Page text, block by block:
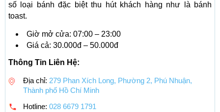
số loại bánh đặc biệt thu hút khách hàng như là bánh
toast.
Giờ mở cửa: 07:00 – 23:00
Giá cả: 30.000đ – 50.000đ
Thông Tin Liên Hệ:
Địa chỉ: 279 Phan Xích Long, Phường 2, Phú Nhuận,
Thành phố Hồ Chí Minh
Hotline: 028 6679 1791